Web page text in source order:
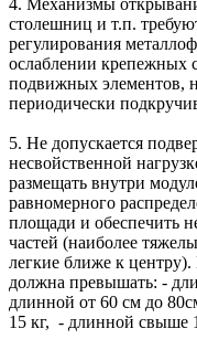
столешниц и т.п.
регулирования
ослаблении крепежных
подвижных элементов,
периодически
5. Не допускается
несвойственной
размещать внутри
равномерного
площади и обеспечить
частей (наиболее
легкие ближе к
должна превышать: -
длинной от 60 см до
15 кг, - длинной свыше